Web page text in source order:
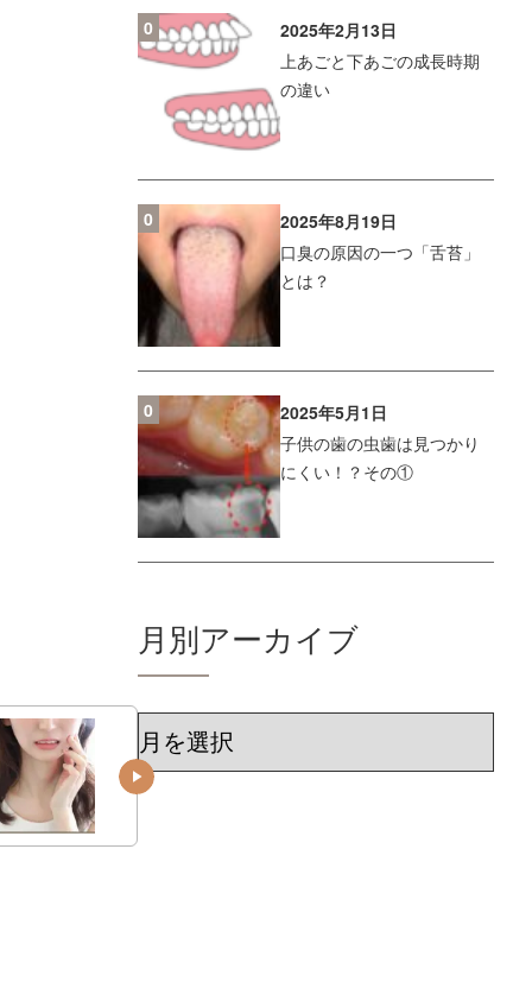
0
2025年2月13日
上あごと下あごの成長時期
の違い
0
2025年8月19日
口臭の原因の一つ「舌苔」
とは？
0
2025年5月1日
子供の歯の虫歯は見つかり
にくい！？その①
月別アーカイブ
ア
ー
イ